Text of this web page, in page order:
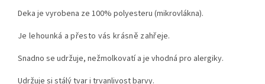
Deka je vyrobena ze 100% polyesteru (mikrovlákna).
Je lehounká a přesto vás krásně zahřeje.
Snadno se udržuje, nežmolkovatí a je vhodná pro alergiky.
Udržuje si stálý tvar i trvanlivost barvy.